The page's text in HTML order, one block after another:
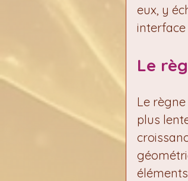
eux, y
interface
Le
Le
plus